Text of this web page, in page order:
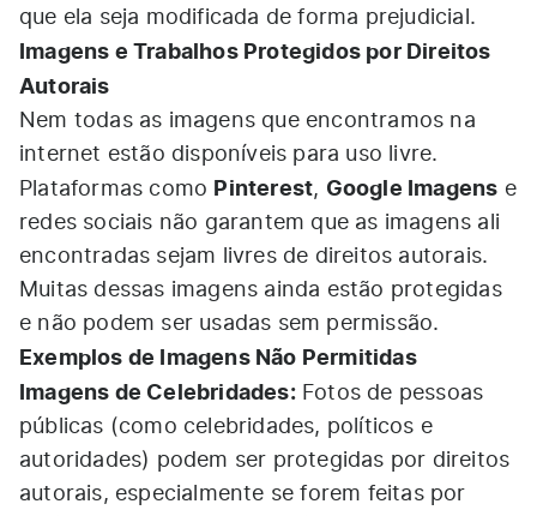
que ela seja modificada de forma prejudicial.
Imagens e Trabalhos Protegidos por Direitos
Autorais
Nem todas as imagens que encontramos na
internet estão disponíveis para uso livre.
Plataformas como Pinterest, Google Imagens e
redes sociais não garantem que as imagens ali
encontradas sejam livres de direitos autorais.
Muitas dessas imagens ainda estão protegidas
e não podem ser usadas sem permissão.
Exemplos de Imagens Não Permitidas
Imagens de Celebridades:Fotos de pessoas
públicas (como celebridades, políticos e
autoridades) podem ser protegidas por direitos
autorais, especialmente se forem feitas por